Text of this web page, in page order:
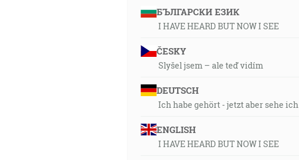
БЪЛГАРСКИ ЕЗИК
I HAVE HEARD BUT NOW I SEE
ČESKY
Slyšel jsem – ale teď vidím
DEUTSCH
Ich habe gehört - jetzt aber sehe ich
ENGLISH
I HAVE HEARD BUT NOW I SEE